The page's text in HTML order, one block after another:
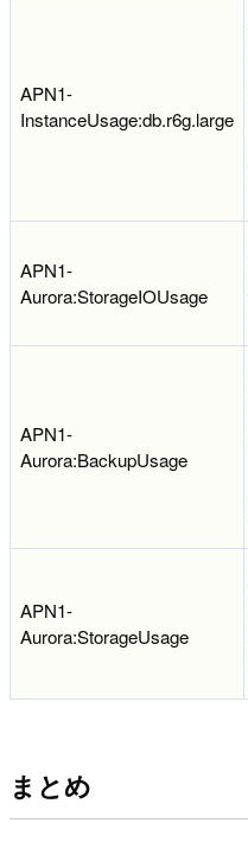
APN1-
InstanceUsage:db.r6g.large
APN1-
Aurora:StorageIOUsage
APN1-
Aurora:BackupUsage
APN1-
Aurora:StorageUsage
まとめ